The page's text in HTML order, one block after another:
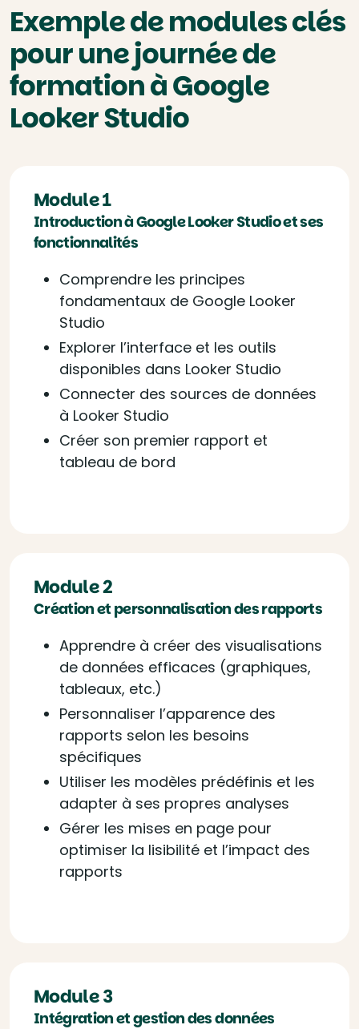
Exemple de modules clés
pour une journée de
formation à Google
Looker Studio
Module 1
Introduction à Google Looker Studio et ses
fonctionnalités
Comprendre les principes
fondamentaux de Google Looker
Studio
Explorer l’interface et les outils
disponibles dans Looker Studio
Connecter des sources de données
à Looker Studio
Créer son premier rapport et
tableau de bord
Module 2
Création et personnalisation des rapports
Apprendre à créer des visualisations
de données efficaces (graphiques,
tableaux, etc.)
Personnaliser l’apparence des
rapports selon les besoins
spécifiques
Utiliser les modèles prédéfinis et les
adapter à ses propres analyses
Gérer les mises en page pour
optimiser la lisibilité et l’impact des
rapports
Module 3
Intégration et gestion des données